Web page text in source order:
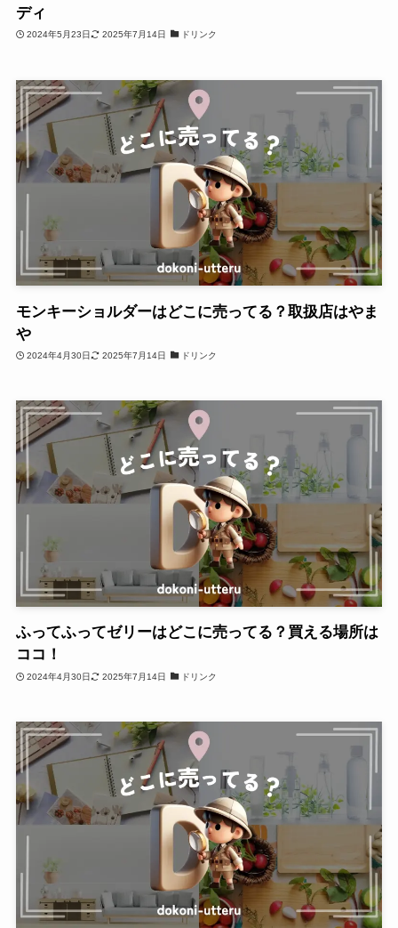
ディ
2024年5月23日 2025年7月14日 ドリンク
モンキーショルダーはどこに売ってる？取扱店はやま
や
2024年4月30日 2025年7月14日 ドリンク
ふってふってゼリーはどこに売ってる？買える場所は
ココ！
2024年4月30日 2025年7月14日 ドリンク